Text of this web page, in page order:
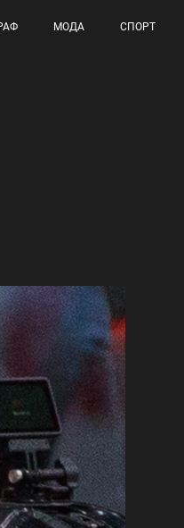
МОДА СПОРТ